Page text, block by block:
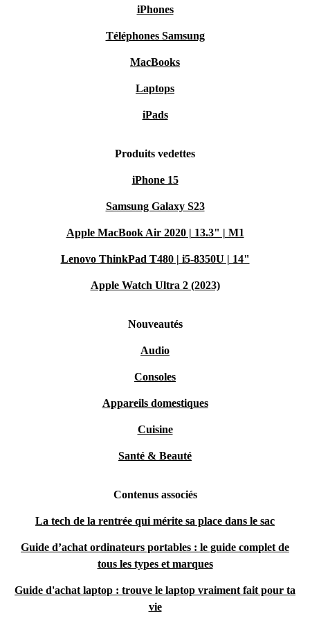
iPhones
Téléphones Samsung
MacBooks
Laptops
iPads
Produits vedettes
iPhone 15
Samsung Galaxy S23
Apple MacBook Air 2020 | 13.3" | M1
Lenovo ThinkPad T480 | i5-8350U | 14"
Apple Watch Ultra 2 (2023)
Nouveautés
Audio
Consoles
Appareils domestiques
Cuisine
Santé & Beauté
Contenus associés
La tech de la rentrée qui mérite sa place dans le sac
Guide d’achat ordinateurs portables : le guide complet de
tous les types et marques
Guide d'achat laptop : trouve le laptop vraiment fait pour ta
vie